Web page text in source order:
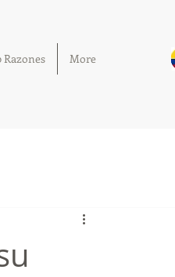
Razones More